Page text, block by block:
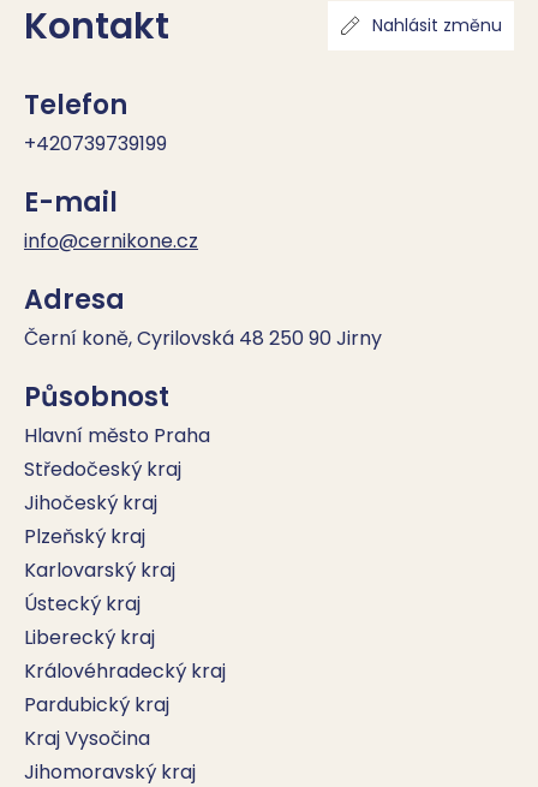
Kontakt Nahlásit změnu
Telefon
+420739739199
E-mail
info@cernikone.cz
Adresa
Černí koně, Cyrilovská 48 250 90 Jirny
Působnost
Hlavní město Praha
Středočeský kraj
Jihočeský kraj
Plzeňský kraj
Karlovarský kraj
Ústecký kraj
Liberecký kraj
Královéhradecký kraj
Pardubický kraj
Kraj Vysočina
Jihomoravský kraj